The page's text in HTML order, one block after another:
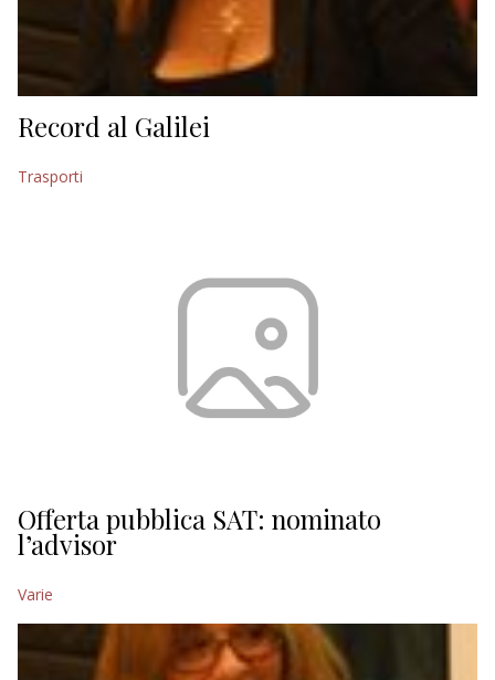
Record al Galilei
Trasporti
Offerta pubblica SAT: nominato
l’advisor
Varie